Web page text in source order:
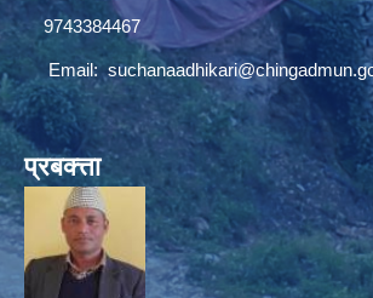
9743384467
Email:
प्रबक्त्ता